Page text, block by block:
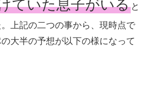
ていた息子がいると
上記の二つの事から、現時点で
大半の予想が以下の様になって